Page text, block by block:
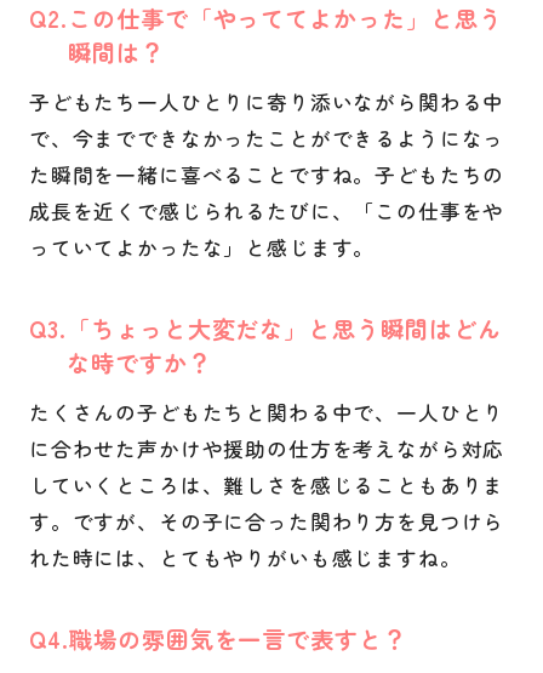
Q
この仕事で「やっててよかった」と思う
瞬間は？
子どもたち一人ひとりに寄り添いながら関わる中
で、今までできなかったことができるようになっ
た瞬間を一緒に喜べることですね。子どもたちの
成長を近くで感じられるたびに、「この仕事をや
っていてよかったな」と感じます。
Q
「ちょっと大変だな」と思う瞬間はどん
な時ですか？
たくさんの子どもたちと関わる中で、一人ひとり
に合わせた声かけや援助の仕方を考えながら対応
していくところは、難しさを感じることもありま
す。ですが、その子に合った関わり方を見つけら
れた時には、とてもやりがいも感じますね。
Q 職場の雰囲気を一言で表すと？